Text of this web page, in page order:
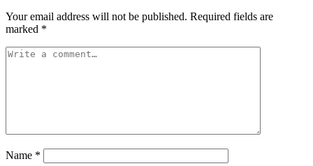
Your email address will not be published. Required fields are
marked *
Name *